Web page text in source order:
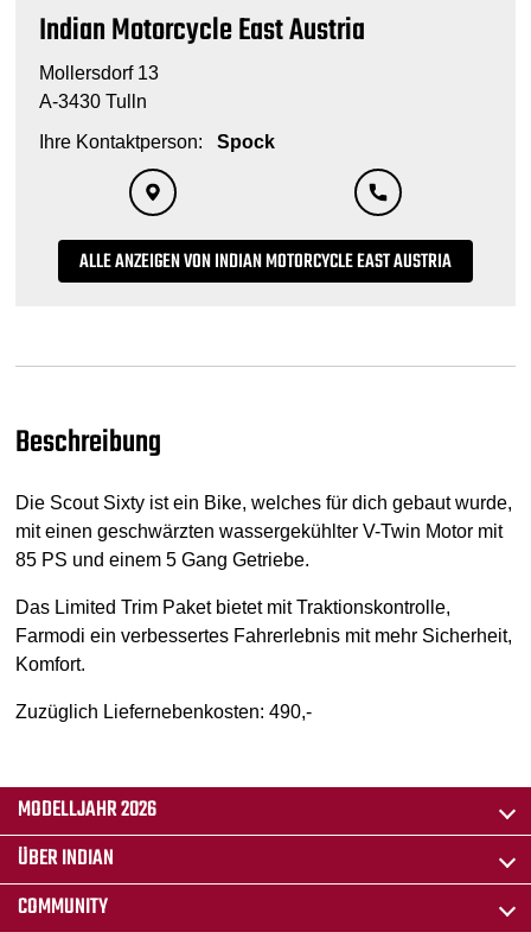
Indian Motorcycle East Austria
Mollersdorf 13
A-3430 Tulln
Ihre Kontaktperson:
Spock
ALLE ANZEIGEN VON INDIAN MOTORCYCLE EAST AUSTRIA
Beschreibung
Die Scout Sixty ist ein Bike, welches für dich gebaut wurde,
mit einen geschwärzten wassergekühlter V-Twin Motor mit
85 PS und einem 5 Gang Getriebe.
Das Limited Trim Paket bietet mit Traktionskontrolle,
Farmodi ein verbessertes Fahrerlebnis mit mehr Sicherheit,
Komfort.
Zuzüglich Liefernebenkosten: 490,-
MODELLJAHR 2026
ÜBER INDIAN
COMMUNITY